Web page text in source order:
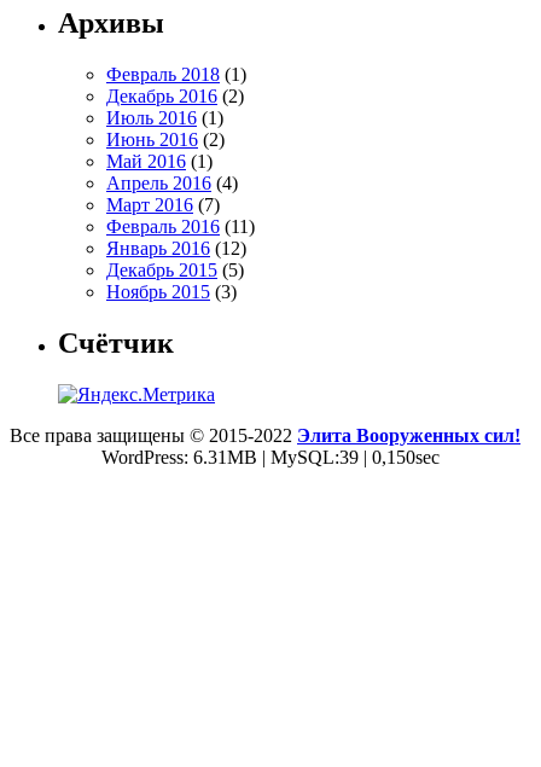
Архивы
Февраль 2018 (1)
Декабрь 2016 (2)
Июль 2016 (1)
Июнь 2016 (2)
Май 2016 (1)
Апрель 2016 (4)
Март 2016 (7)
Февраль 2016 (11)
Январь 2016 (12)
Декабрь 2015 (5)
Ноябрь 2015 (3)
Счётчик
Все права защищены © 2015-2022 Элита Вооруженных сил!
WordPress: 6.31MB | MySQL:39 | 0,150sec